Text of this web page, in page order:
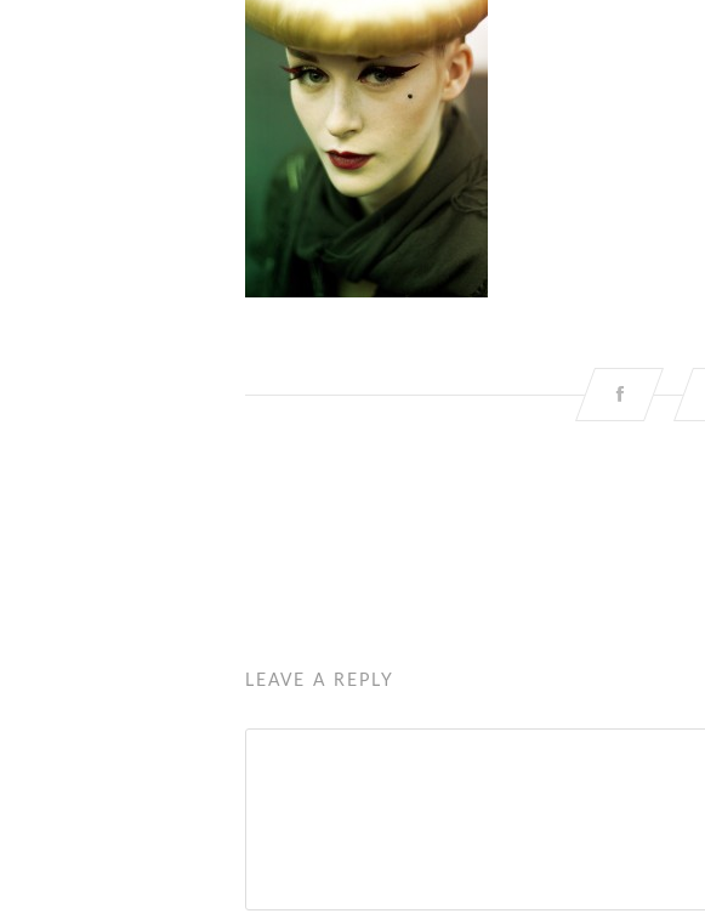
LEAVE A REPLY